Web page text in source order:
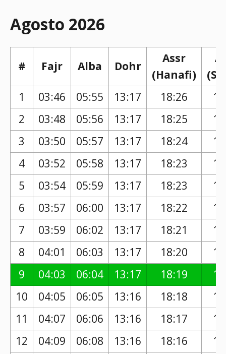
Agosto 2026
# Fajr Alba Dohr
Assr
(Hanafi)
1
03:46 05:55 13:17 18:26
2
03:48 05:56 13:17 18:25
3
03:50 05:57 13:17 18:24
4
03:52 05:58 13:17 18:23
5
03:54 05:59 13:17 18:23
6
03:57 06:00 13:17 18:22
7
03:59 06:02 13:17 18:21
8
04:01 06:03 13:17 18:20
9
04:03 06:04 13:17 18:19
10
04:05 06:05 13:16 18:18
11
04:07 06:06 13:16 18:17
12
04:09 06:08 13:16 18:16